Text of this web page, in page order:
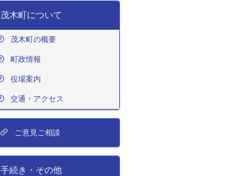
茂木町について
茂木町の概要
町政情報
役場案内
交通・アクセス
ご意見ご相談
手続き・その他